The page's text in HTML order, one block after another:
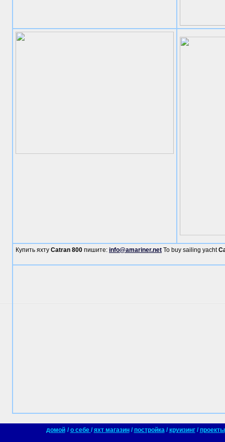
Купить яхту Catran 800 пишите: info@amariner.net To buy sailing yacht
домой /о себе /яхт магазин/постройка/круизинг/проекты